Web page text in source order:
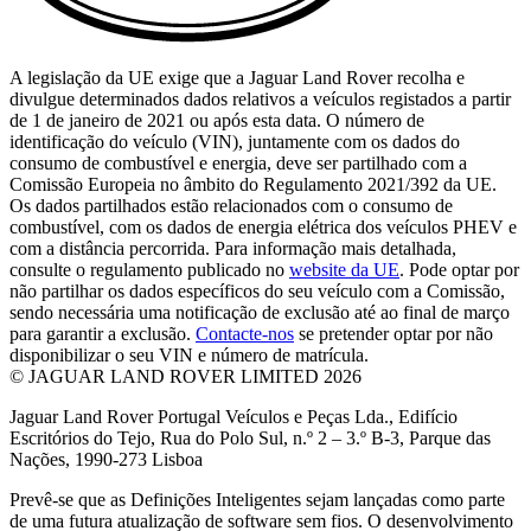
A legislação da UE exige que a Jaguar Land Rover recolha e
divulgue determinados dados relativos a veículos registados a partir
de 1 de janeiro de 2021 ou após esta data. O número de
identificação do veículo (VIN), juntamente com os dados do
consumo de combustível e energia, deve ser partilhado com a
Comissão Europeia no âmbito do Regulamento 2021/392 da UE.
Os dados partilhados estão relacionados com o consumo de
combustível, com os dados de energia elétrica dos veículos PHEV e
com a distância percorrida. Para informação mais detalhada,
consulte o regulamento publicado no website da UE. Pode optar por
não partilhar os dados específicos do seu veículo com a Comissão,
sendo necessária uma notificação de exclusão até ao final de março
para garantir a exclusão. Contacte-nos se pretender optar por não
disponibilizar o seu VIN e número de matrícula.
© JAGUAR LAND ROVER LIMITED 2026
Jaguar Land Rover Portugal Veículos e Peças Lda., Edifício
Escritórios do Tejo, Rua do Polo Sul, n.º 2 – 3.º B-3, Parque das
Nações, 1990-273 Lisboa
Prevê-se que as Definições Inteligentes sejam lançadas como parte
de uma futura atualização de software sem fios. O desenvolvimento